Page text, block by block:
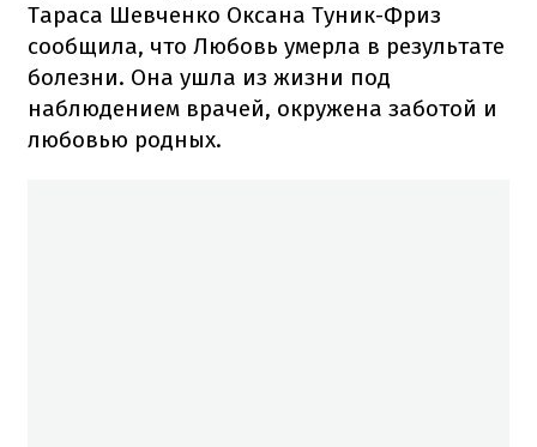
Тараса Шевченко Оксана Туник-Фриз
сообщила, что Любовь умерла в результате
болезни. Она ушла из жизни под
наблюдением врачей, окружена заботой и
любовью родных.